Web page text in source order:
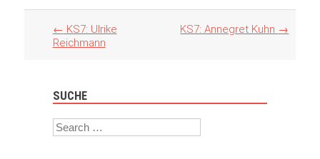
Artikel
Navigation
← KS7: Ulrike
Reichmann
KS7: Annegret Kuhn →
SUCHE
Search